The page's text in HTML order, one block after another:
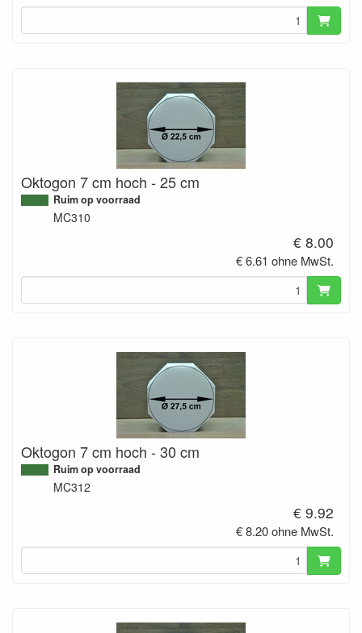
Oktogon 7 cm hoch - 25 cm
Ruim op voorraad
MC310
€ 8.00
€ 6.61 ohne MwSt.
Oktogon 7 cm hoch - 30 cm
Ruim op voorraad
MC312
€ 9.92
€ 8.20 ohne MwSt.